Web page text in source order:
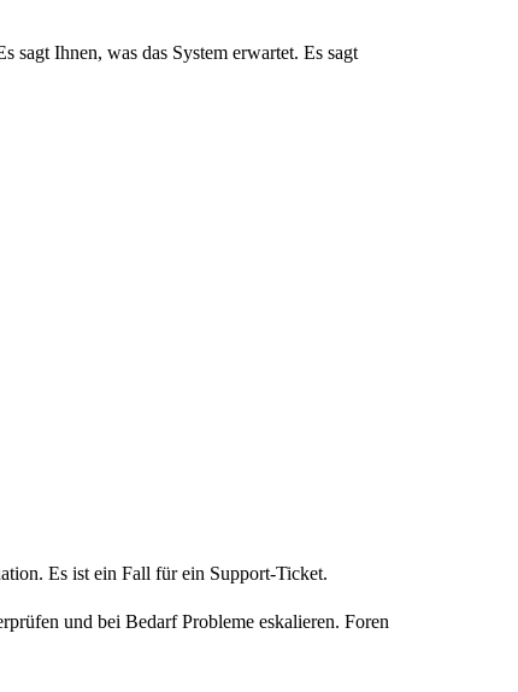
sagt Ihnen, was das System erwartet. Es sagt
Es ist ein Fall für ein Support-Ticket.
und bei Bedarf Probleme eskalieren. Foren